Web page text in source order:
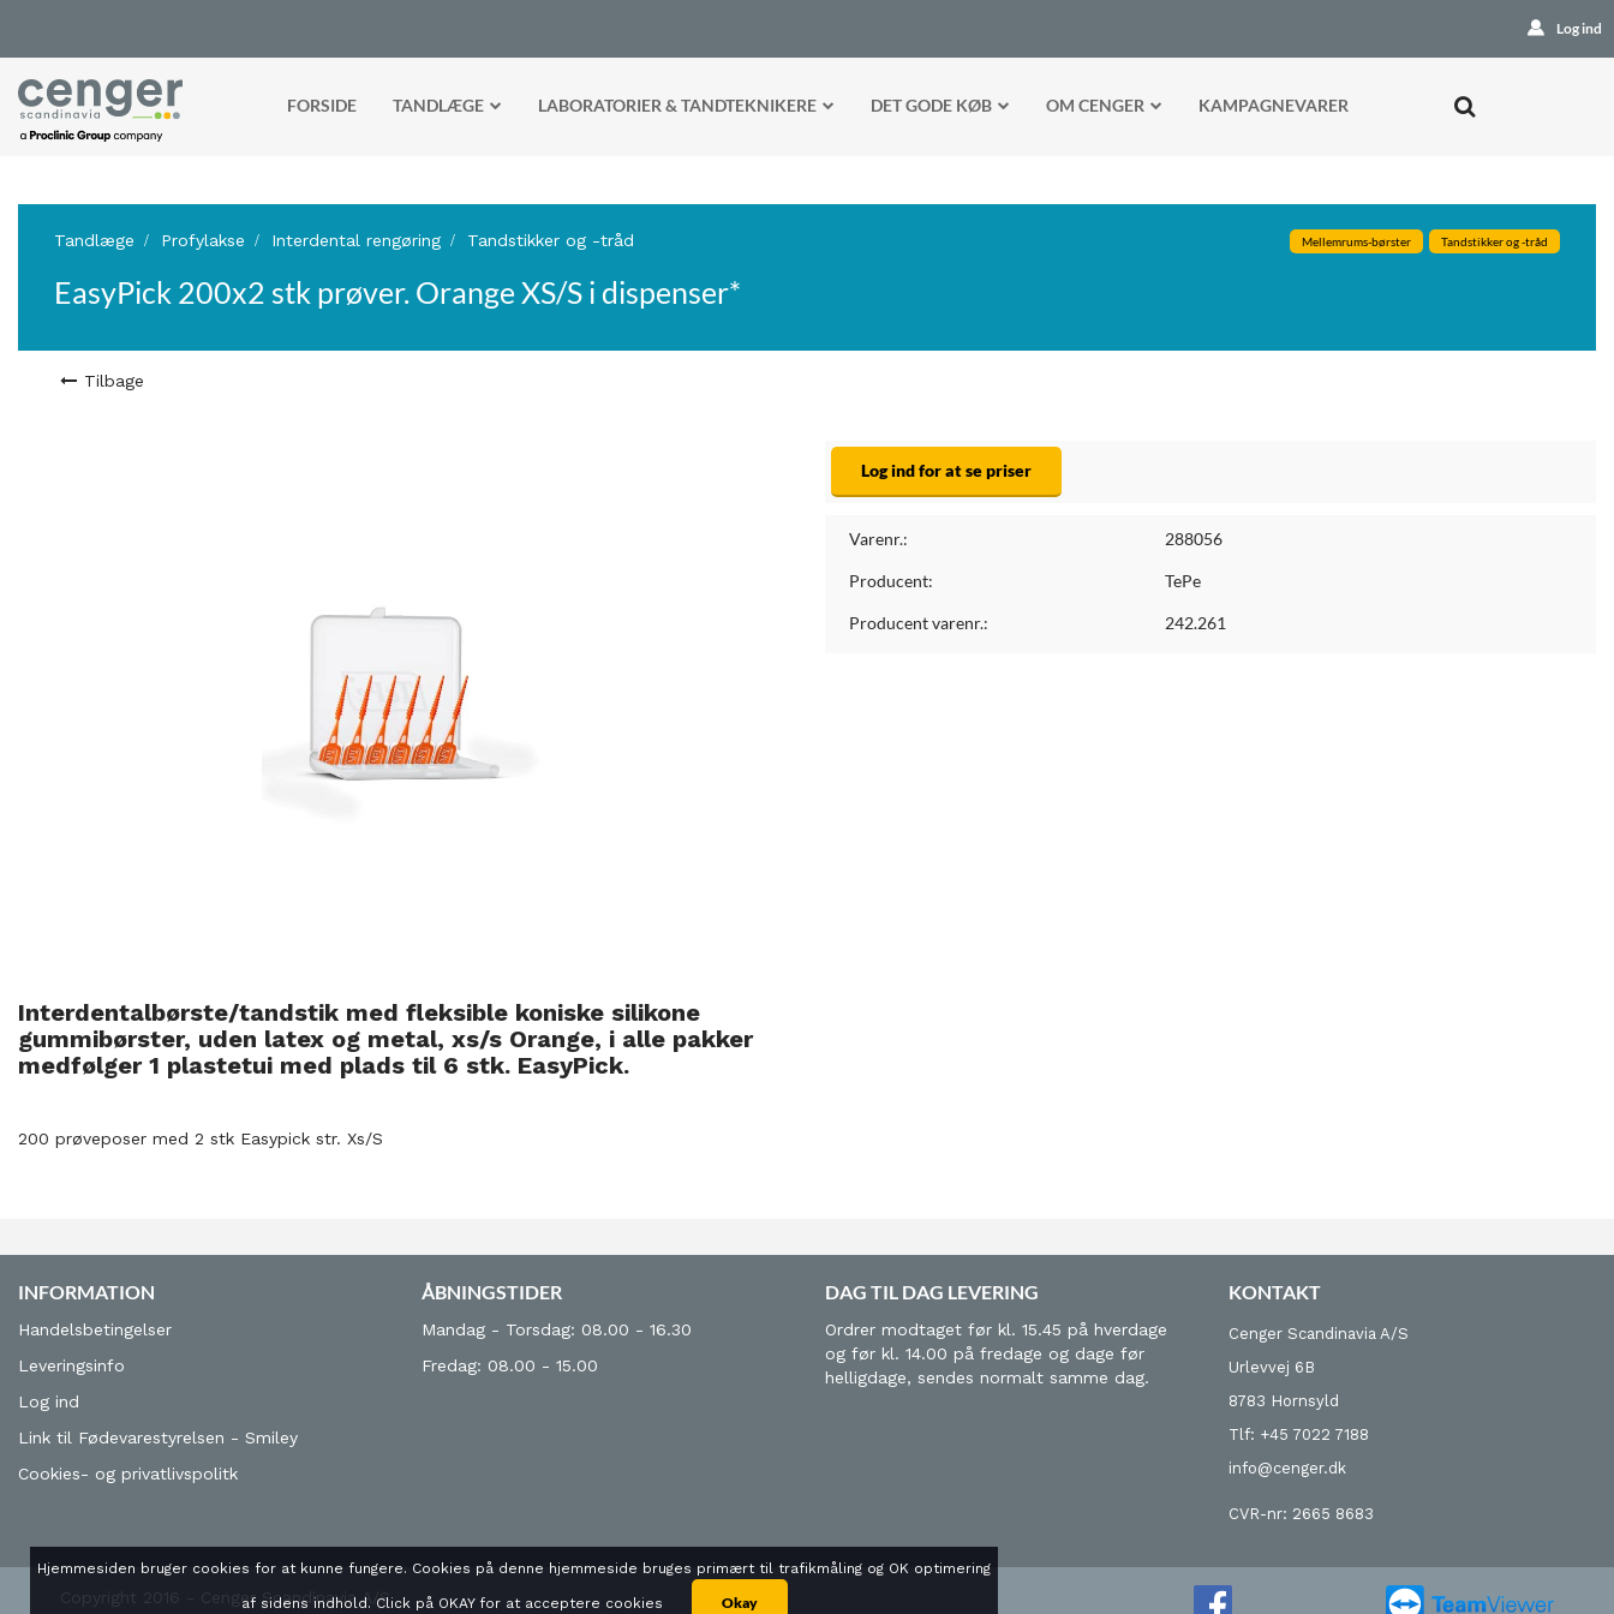
Log ind
FORSIDE TANDLÆGE LABORATORIER & TANDTEKNIKERE DET GODE KØB OM CENGER KAMPAGNEVARER
Tandlæge Profylakse Interdental rengøring Tandstikker og -tråd Mellemrums-børster Tandstikker og -tråd
EasyPick 200x2 stk prøver. Orange XS/S i dispenser*
Tilbage
Interdentalbørste/tandstik med fleksible koniske silikone
gummibørster, uden latex og metal, xs/s Orange, i alle pakker
medfølger 1 plastetui med plads til 6 stk. EasyPick.
200 prøveposer med 2 stk Easypick str. Xs/S
Log ind for at se priser
Varenr.: 288056
Producent: TePe
Producent varenr.: 242.261
INFORMATION
Handelsbetingelser
Leveringsinfo
Log ind
Link til Fødevarestyrelsen - Smiley
Cookies- og privatlivspolitk
ÅBNINGSTIDER
Mandag - Torsdag: 08.00 - 16.30
Fredag: 08.00 - 15.00
DAG TIL DAG LEVERING
Ordrer modtaget før kl. 15.45 på hverdage
og før kl. 14.00 på fredage og dage før
helligdage, sendes normalt samme dag.
KONTAKT
Cenger Scandinavia A/S
Urlevvej 6B
8783 Hornsyld
Tlf: +45 7022 7188
info@cenger.dk
CVR-nr: 2665 8683
Copyright 2016 - Cenger Scandinavia A/S
Hjemmesiden bruger cookies for at kunne fungere. Cookies på denne hjemmeside bruges primært til trafikmåling og OK optimering
af sidens indhold. Click på OKAY for at acceptere cookies Okay